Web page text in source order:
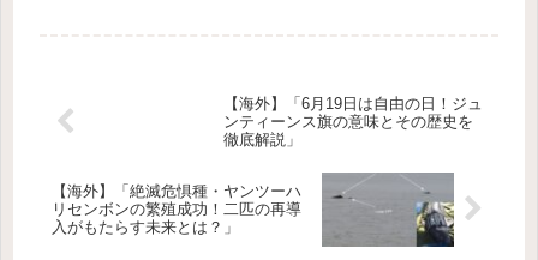
【海外】「6月19日は自由の日！ジュ
ンティーンス旗の意味とその歴史を
徹底解説」
【海外】「絶滅危惧種・ヤンツーハ
リセンボンの繁殖成功！二匹の再導
入がもたらす未来とは？」